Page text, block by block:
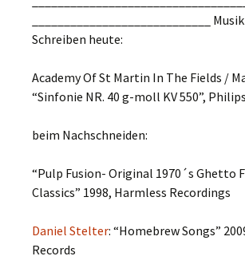
____________________________
Schreiben heute:
Academy Of St Martin In The Fields /
“Sinfonie NR. 40 g-moll KV 550”,
beim Nachschneiden:
“Pulp Fusion- Original 1970´s Ghetto
Classics” 1998, Harmless Recordings
Daniel Stelter: “Homebrew Songs”
Records